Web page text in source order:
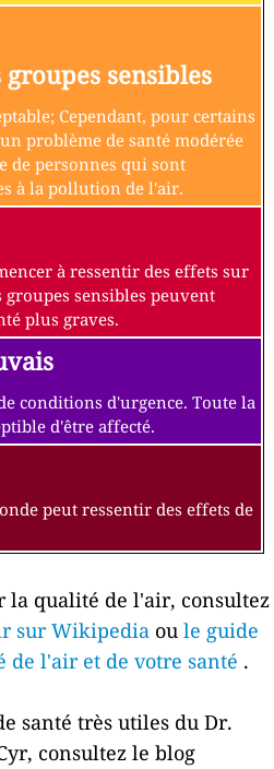
sensibles
Cependant, pour certains
problème de santé modérée
de personnes qui sont
à la pollution de l'air.
à ressentir des effets sur
groupes sensibles peuvent
plus graves.
conditions d'urgence. Toute la
d'être affecté.
peut ressentir des effets de
la qualité de l'air, consultez
sur Wikipedia ou le guide
l'air et de votre santé .
santé très utiles du Dr.
consultez le blog